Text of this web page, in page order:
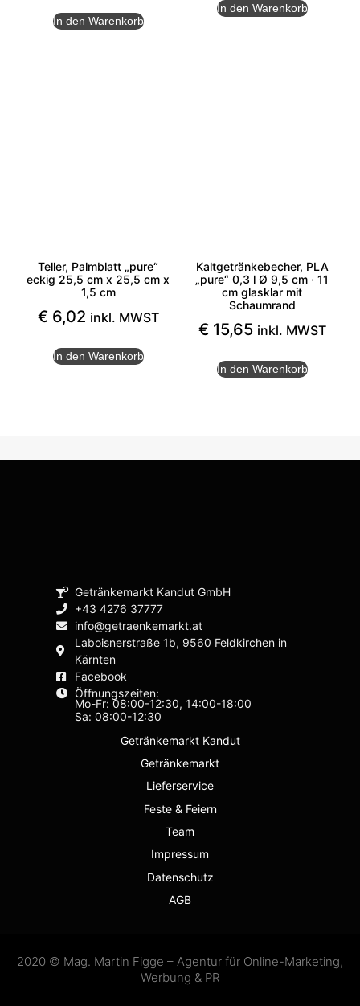
In den Warenkorb
In den Warenkorb
Teller, Palmblatt „pure“
eckig 25,5 cm x 25,5 cm x
1,5 cm
€ 6,02 inkl. MWST
In den Warenkorb
Kaltgetränkebecher, PLA
„pure“ 0,3 l Ø 9,5 cm · 11
cm glasklar mit
Schaumrand
€ 15,65 inkl. MWST
In den Warenkorb
Getränkemarkt Kandut GmbH
+43 4276 37777
info@getraenkemarkt.at
Laboisnerstraße 1b, 9560 Feldkirchen in
Kärnten
Facebook
Öffnungszeiten:
Mo-Fr: 08:00-12:30, 14:00-18:00
Sa: 08:00-12:30
Getränkemarkt Kandut
Getränkemarkt
Lieferservice
Feste & Feiern
Team
Impressum
Datenschutz
AGB
2020 © Mag. Martin Figge – Agentur für Online-Marketing,
Werbung & PR